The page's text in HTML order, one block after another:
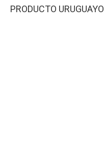
PRODUCTO URUGUAYO